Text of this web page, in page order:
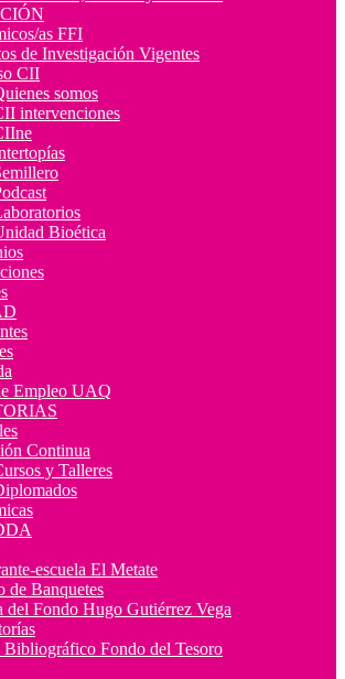
as FFI
de Investigación Vigentes
CII
somos
intervenciones
Bioética
Empleo UAQ
Continua
y Talleres
escuela El Metate
de Banquetes
del Fondo Hugo Gutiérrez Vega
Fondo del Tesoro